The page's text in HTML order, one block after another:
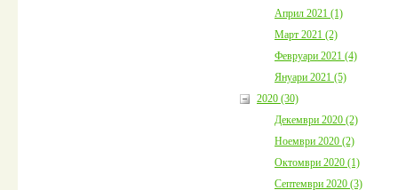
Април 2021 (1)
Март 2021 (2)
Февруари 2021 (4)
Януари 2021 (5)
2020 (30)
Декември 2020 (2)
Ноември 2020 (2)
Октомври 2020 (1)
Септември 2020 (3)